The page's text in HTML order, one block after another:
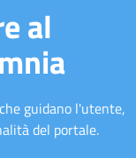
al
guidano l'utente,
del portale.